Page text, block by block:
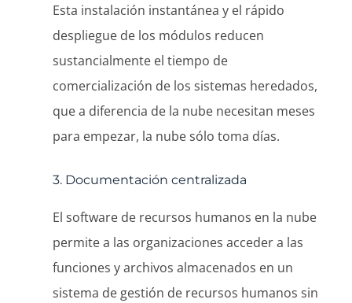
Esta instalación instantánea y el rápido
despliegue de los módulos reducen
sustancialmente el tiempo de
comercialización de los sistemas heredados,
que a diferencia de la nube necesitan meses
para empezar, la nube sólo toma días.
3. Documentación centralizada
El software de recursos humanos en la nube
permite a las organizaciones acceder a las
funciones y archivos almacenados en un
sistema de gestión de recursos humanos sin